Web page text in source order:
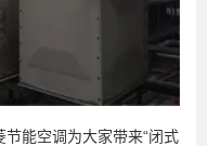
节能空调为大家带来“闭式